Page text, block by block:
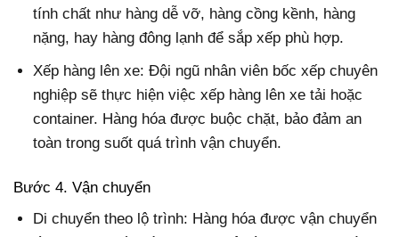
tính chất như hàng dễ vỡ, hàng cồng kềnh, hàng
nặng, hay hàng đông lạnh để sắp xếp phù hợp.
Xếp hàng lên xe: Đội ngũ nhân viên bốc xếp chuyên
nghiệp sẽ thực hiện việc xếp hàng lên xe tải hoặc
container. Hàng hóa được buộc chặt, bảo đảm an
toàn trong suốt quá trình vận chuyển.
Bước 4. Vận chuyển
Di chuyển theo lộ trình: Hàng hóa được vận chuyển